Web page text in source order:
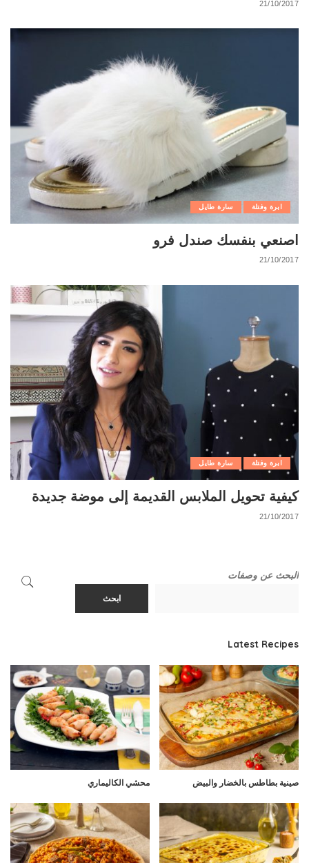
21/10/2017
ابرة وفتلة سارة طايل
اصنعي بنفسك صندل فرو
21/10/2017
ابرة وفتلة سارة طايل
كيفية تحويل الملابس القديمة إلى موضة جديدة
21/10/2017
البحث عن وصفات
ابحث
Latest Recipes
صينية بطاطس بالخضار والبيض محشي الكاليماري